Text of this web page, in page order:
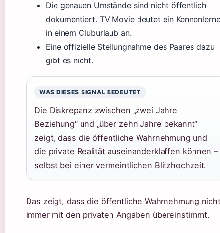
Die genauen Umstände sind nicht öffentlich
dokumentiert. TV Movie deutet ein
in einem Cluburlaub an.
Eine offizielle Stellungnahme des Paares dazu
gibt es nicht.
WAS DIESES SIGNAL BEDEUTET
Die Diskrepanz zwischen „zwei Jahre
Beziehung“ und „über zehn Jahre bekannt“
zeigt, dass die öffentliche Wahrnehmung und
die private Realität auseinanderklaffen können –
selbst bei einer vermeintlichen Blitzhochzeit.
Das zeigt, dass die öffentliche Wahrnehmung
immer mit den privaten Angaben übereinstimmt.